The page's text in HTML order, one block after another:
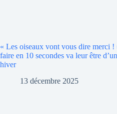
« Les oiseaux vont vous dire merci
faire en 10 secondes va leur être
hiver
13 décembre 2025